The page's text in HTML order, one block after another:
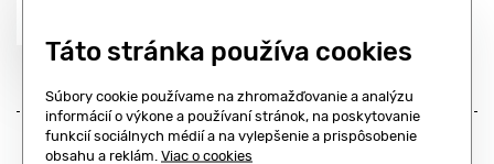
Táto stránka používa cookies
Súbory cookie používame na zhromažďovanie a analýzu
informácií o výkone a používaní stránok, na poskytovanie
funkcií sociálnych médií a na vylepšenie a prispôsobenie
obsahu a reklám. Viac o cookies